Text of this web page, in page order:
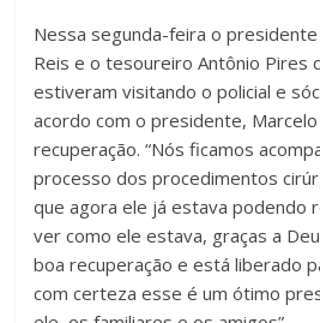
Nessa segunda-feira o presidente
Reis e o tesoureiro Antônio Pires
estiveram visitando o policial e
acordo com o presidente,
recuperação. “Nós ficamos
processo dos procedimentos
que agora ele já estava podendo
ver como ele estava, graças a
boa recuperação e está liberado
com certeza esse é um ótimo